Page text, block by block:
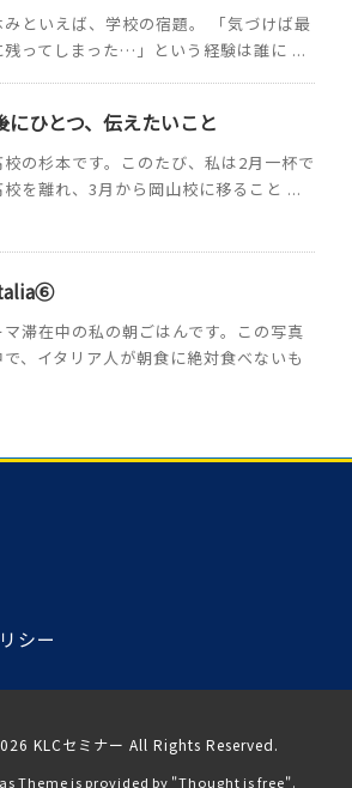
みといえば、学校の宿題。 「気づけば最
残ってしまった…」という経験は誰に ...
にひとつ、伝えたいこと
校の杉本です。このたび、私は2月一杯で
校を離れ、3月から岡山校に移ること ...
マ滞在中の私の朝ごはんです。この写真
で、イタリア人が朝食に絶対食べないも
シー
KLCセミナー All Rights Reserved.
Theme is provided by "Thought is free".